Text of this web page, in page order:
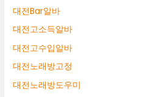
대전Bar알바
대전고소득알바
대전고수입알바
대전노래방고정
대전노래방도우미